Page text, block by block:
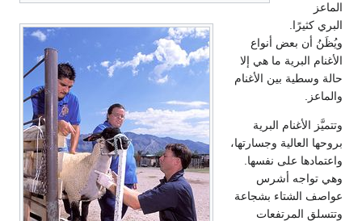
الماعز
البري كثيرًا.
ويُظَنُ أن بعض أنواع
الأغنام البرية ما هي إلا
حالة وسطية بين الأغنام
والماعز.
وتتميَّز الأغنام البرية
بروحها العالية وجسارتها،
واعتمادها على نفسها.
وهي تواجه أشرس
عواصف الشتاء بشجاعة
وتتسلق المرتفعات